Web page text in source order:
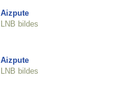
Aizpute
LNB bildes
Aizpute
LNB bildes